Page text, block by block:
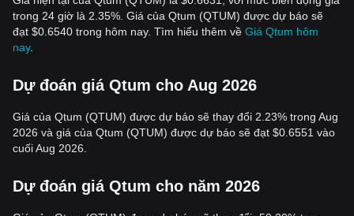
trong 24 giờ là 2.35%. Giá của Qtum (QTUM) được dự báo sẽ
đạt $0.6540 trong hôm nay. Tìm hiểu thêm về Giá Qtum hôm
nay.
Dự đoán giá Qtum cho Aug 2026
Giá của Qtum (QTUM) được dự báo sẽ thay đổi 2.23% trong Aug
2026 và giá của Qtum (QTUM) được dự báo sẽ đạt $0.6551 vào
cuối Aug 2026.
Dự đoán giá Qtum cho năm 2026